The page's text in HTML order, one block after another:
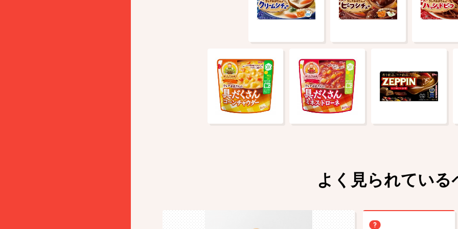
よく見られている